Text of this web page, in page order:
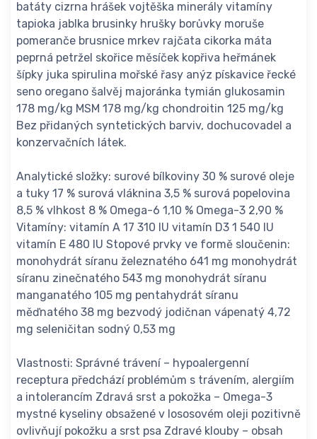
batáty cizrna hrášek vojtěška minerály vitamíny
tapioka jablka brusinky hrušky borůvky moruše
pomeranče brusnice mrkev rajčata cikorka máta
peprná petržel skořice měsíček kopřiva heřmánek
šípky juka spirulina mořské řasy anýz pískavice řecké
seno oregano šalvěj majoránka tymián glukosamin
178 mg/kg MSM 178 mg/kg chondroitin 125 mg/kg
Bez přidaných syntetických barviv, dochucovadel a
konzervačních látek.
Analytické složky: surové bílkoviny 30 % surové oleje
a tuky 17 % surová vláknina 3,5 % surová popelovina
8,5 % vlhkost 8 % Omega-6 1,10 % Omega-3 2,90 %
Vitamíny: vitamín A 17 310 IU vitamín D3 1 540 IU
vitamín E 480 IU Stopové prvky ve formě sloučenin:
monohydrát síranu železnatého 641 mg monohydrát
síranu zinečnatého 543 mg monohydrát síranu
manganatého 105 mg pentahydrát síranu
měďnatého 38 mg bezvodý jodičnan vápenatý 4,72
mg seleničitan sodný 0,53 mg
Vlastnosti: Správné trávení – hypoalergenní
receptura předchází problémům s trávením, alergiím
a intolerancím Zdravá srst a pokožka – Omega-3
mystné kyseliny obsažené v lososovém oleji pozitivně
ovlivňují pokožku a srst psa Zdravé klouby – obsah